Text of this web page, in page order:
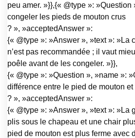
peu amer. »}},{« @type »: »Question
congeler les pieds de mouton crus
? », »acceptedAnswer »:
{« @type »: »Answer », »text »: »La
n’est pas recommandée ; il vaut
poêle avant de les congeler. »}},
{« @type »: »Question », »name »:
différence entre le pied de mouton
? », »acceptedAnswer »:
{« @type »: »Answer », »text »: »La
plis sous le chapeau et une chair
pied de mouton est plus ferme avec